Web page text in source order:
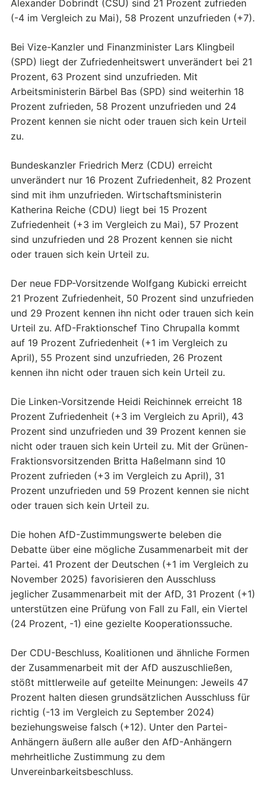
Alexander Dobrindt (CSU) sind 21 Prozent zufrieden
(-4 im Vergleich zu Mai), 58 Prozent unzufrieden (+7).
Bei Vize-Kanzler und Finanzminister Lars Klingbeil
(SPD) liegt der Zufriedenheitswert unverändert bei 21
Prozent, 63 Prozent sind unzufrieden. Mit
Arbeitsministerin Bärbel Bas (SPD) sind weiterhin 18
Prozent zufrieden, 58 Prozent unzufrieden und 24
Prozent kennen sie nicht oder trauen sich kein Urteil
zu.
Bundeskanzler Friedrich Merz (CDU) erreicht
unverändert nur 16 Prozent Zufriedenheit, 82 Prozent
sind mit ihm unzufrieden. Wirtschaftsministerin
Katherina Reiche (CDU) liegt bei 15 Prozent
Zufriedenheit (+3 im Vergleich zu Mai), 57 Prozent
sind unzufrieden und 28 Prozent kennen sie nicht
oder trauen sich kein Urteil zu.
Der neue FDP-Vorsitzende Wolfgang Kubicki erreicht
21 Prozent Zufriedenheit, 50 Prozent sind unzufrieden
und 29 Prozent kennen ihn nicht oder trauen sich kein
Urteil zu. AfD-Fraktionschef Tino Chrupalla kommt
auf 19 Prozent Zufriedenheit (+1 im Vergleich zu
April), 55 Prozent sind unzufrieden, 26 Prozent
kennen ihn nicht oder trauen sich kein Urteil zu.
Die Linken-Vorsitzende Heidi Reichinnek erreicht 18
Prozent Zufriedenheit (+3 im Vergleich zu April), 43
Prozent sind unzufrieden und 39 Prozent kennen sie
nicht oder trauen sich kein Urteil zu. Mit der Grünen-
Fraktionsvorsitzenden Britta Haßelmann sind 10
Prozent zufrieden (+3 im Vergleich zu April), 31
Prozent unzufrieden und 59 Prozent kennen sie nicht
oder trauen sich kein Urteil zu.
Die hohen AfD-Zustimmungswerte beleben die
Debatte über eine mögliche Zusammenarbeit mit der
Partei. 41 Prozent der Deutschen (+1 im Vergleich zu
November 2025) favorisieren den Ausschluss
jeglicher Zusammenarbeit mit der AfD, 31 Prozent (+1)
unterstützen eine Prüfung von Fall zu Fall, ein Viertel
(24 Prozent, -1) eine gezielte Kooperationssuche.
Der CDU-Beschluss, Koalitionen und ähnliche Formen
der Zusammenarbeit mit der AfD auszuschließen,
stößt mittlerweile auf geteilte Meinungen: Jeweils 47
Prozent halten diesen grundsätzlichen Ausschluss für
richtig (-13 im Vergleich zu September 2024)
beziehungsweise falsch (+12). Unter den Partei-
Anhängern äußern alle außer den AfD-Anhängern
mehrheitliche Zustimmung zu dem
Unvereinbarkeitsbeschluss.